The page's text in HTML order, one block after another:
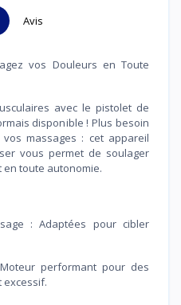
Avis
vos Douleurs en Toute
avec le pistolet de
disponible ! Plus besoin
massages : cet appareil
vous permet de soulager
toute autonomie.
: Adaptées pour cibler
performant pour des
excessif.